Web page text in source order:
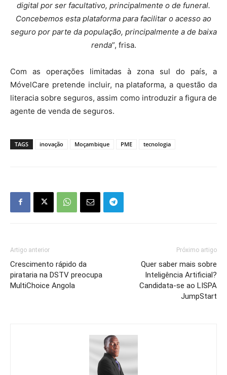
digital por ser facultativo, principalmente o de funeral.
Concebemos esta plataforma para facilitar o acesso ao
seguro por parte da população, principalmente a de baixa
renda”, frisa.
Com as operações limitadas à zona sul do país, a
MóvelCare pretende incluir, na plataforma, a questão da
literacia sobre seguros, assim como introduzir a figura de
agente de venda de seguros.
TAGS inovação Moçambique PME tecnologia
Artigo anterior
Crescimento rápido da
pirataria na DSTV preocupa
MultiChoice Angola
Próximo artigo
Quer saber mais sobre
Inteligência Artificial?
Candidata-se ao LISPA
JumpStart